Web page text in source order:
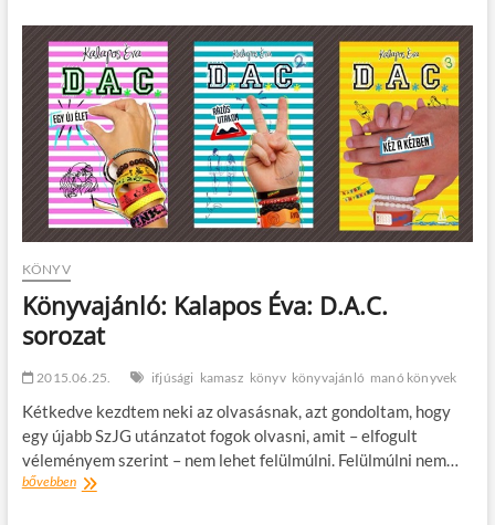
4.
–
Nem
gyerekjáték
KÖNYV
Könyvajánló: Kalapos Éva: D.A.C.
sorozat
2015.06.25. ifjúsági kamasz könyv könyvajánló manó könyvek
Kétkedve kezdtem neki az olvasásnak, azt gondoltam, hogy
egy újabb SzJG utánzatot fogok olvasni, amit – elfogult
véleményem szerint – nem lehet felülmúlni. Felülmúlni nem…
bővebbenKönyvajánló: